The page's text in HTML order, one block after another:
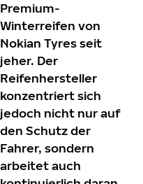
Premium-
Winterreifen von
Nokian Tyres seit
jeher. Der
Reifenhersteller
konzentriert sich
jedoch nicht nur auf
den Schutz der
Fahrer, sondern
arbeitet auch